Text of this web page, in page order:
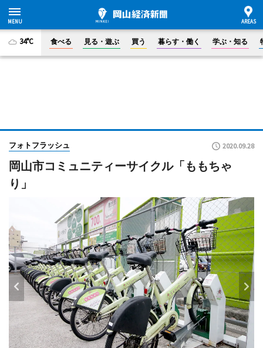
34°C 食べる 見る・遊ぶ 買う 暮らす・働く 学ぶ・知る
フォトフラッシュ 2020.09.28
岡山市コミュニティーサイクル「ももちゃ
り」